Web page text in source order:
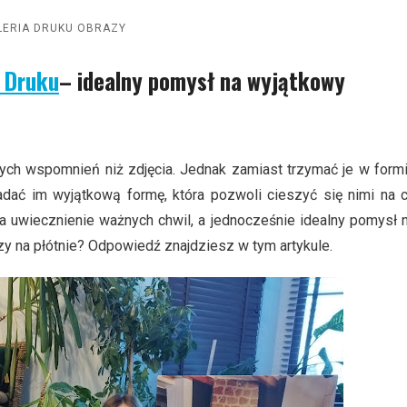
DRUKU OBRAZY
– idealny pomysł na wyjątkowy
wspomnień niż zdjęcia. Jednak zamiast trzymać je w
im wyjątkową formę, która pozwoli cieszyć się nimi na
uwiecznienie ważnych chwil, a jednocześnie idealny pomysł
na płótnie? Odpowiedź znajdziesz w tym artykule.